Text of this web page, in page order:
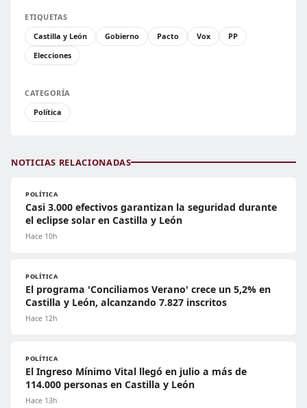
ETIQUETAS
Castilla y León
Gobierno Pacto Vox
PP
Elecciones
CATEGORÍA
Política
NOTICIAS RELACIONADAS
POLÍTICA
Casi 3.000 efectivos garantizan la seguridad durante
el eclipse solar en Castilla y León
Hace 10h
POLÍTICA
El programa 'Conciliamos Verano' crece un 5,2% en
Castilla y León, alcanzando 7.827 inscritos
Hace 12h
POLÍTICA
El Ingreso Mínimo Vital llegó en julio a más de
114.000 personas en Castilla y León
Hace 13h